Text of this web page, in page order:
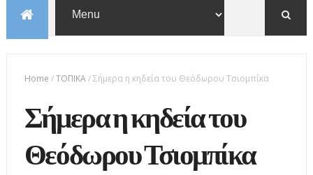
Home /ΤΟΠΙΚΑ/Σήμερα η κηδεία του Θεόδωρου Τσιομπίκα
Σήμερα η κηδεία του
Θεόδωρου Τσιομπίκα